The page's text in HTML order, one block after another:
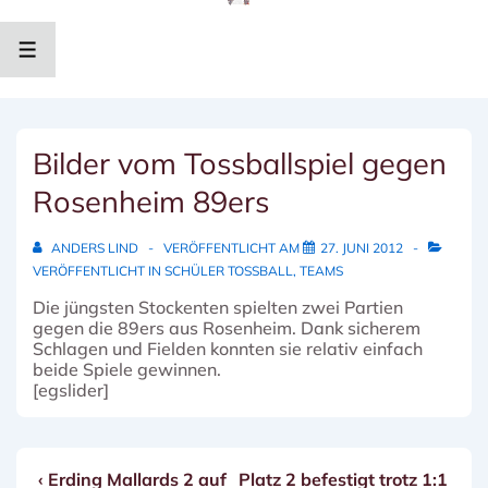
InhaltMENÜ
Bilder vom Tossballspiel gegen
Rosenheim 89ers
ANDERS LIND VERÖFFENTLICHT AM
27. JUNI 2012
VERÖFFENTLICHT IN SCHÜLER TOSSBALL, TEAMS
Die jüngsten Stockenten spielten zwei Partien
gegen die 89ers aus Rosenheim. Dank sicherem
Schlagen und Fielden konnten sie relativ einfach
beide Spiele gewinnen.
[egslider]
Vorheriger
‹ Erding Mallards 2 auf Nächster
Platz 2 befestigt trotz 1:1